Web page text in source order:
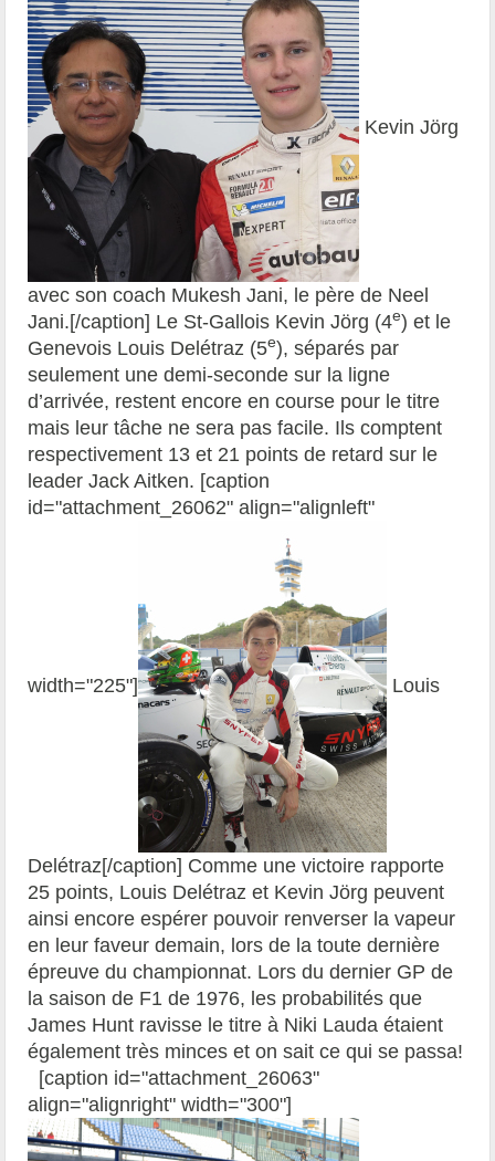
Kevin Jörg
avec son coach Mukesh Jani, le père de Neel
Jani.[/caption] Le St-Gallois Kevin Jörg (4e) et le
Genevois Louis Delétraz (5e), séparés par
seulement une demi-seconde sur la ligne
d’arrivée, restent encore en course pour le titre
mais leur tâche ne sera pas facile. Ils comptent
respectivement 13 et 21 points de retard sur le
leader Jack Aitken. [caption
id="attachment_26062" align="alignleft"
width="225"] Louis
Delétraz[/caption] Comme une victoire rapporte
25 points, Louis Delétraz et Kevin Jörg peuvent
ainsi encore espérer pouvoir renverser la vapeur
en leur faveur demain, lors de la toute dernière
épreuve du championnat. Lors du dernier GP de
la saison de F1 de 1976, les probabilités que
James Hunt ravisse le titre à Niki Lauda étaient
également très minces et on sait ce qui se passa!
[caption id="attachment_26063"
align="alignright" width="300"]